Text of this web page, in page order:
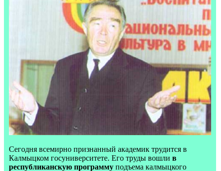
Сегодня всемирно признанный академик трудится в
Калмыцком госуниверситете. Его труды вошли в
республиканскую программу подъема калмыцкого